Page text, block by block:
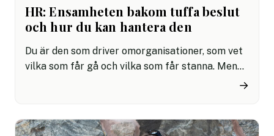
HR: Ensamheten bakom tuffa beslut
och hur du kan hantera den
Du är den som driver omorganisationer, som vet
vilka som får gå och vilka som får stanna. Men
här?
→